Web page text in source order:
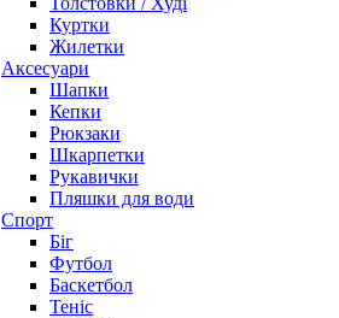
Куртки
Жилетки
Аксесуари
Шапки
Кепки
Рюкзаки
Шкарпетки
Рукавички
Пляшки для води
Спорт
Біг
Футбол
Баскетбол
Теніс